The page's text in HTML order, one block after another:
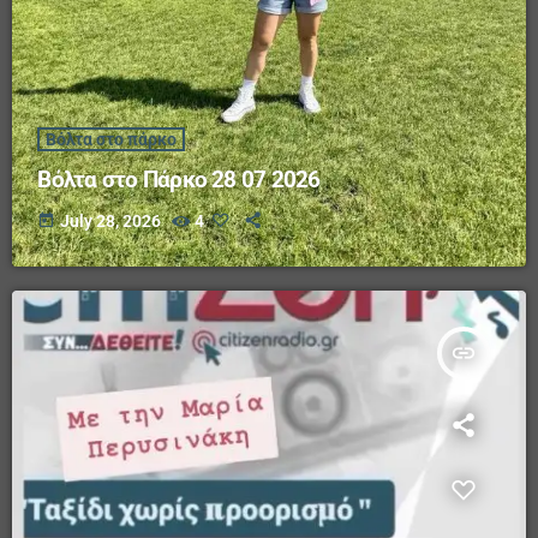
Βόλτα στο πάρκο
Βόλτα στο Πάρκο 28 07 2026
today July 28, 2026 4
insert_link